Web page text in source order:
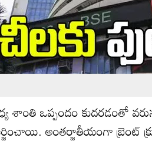
శాంతి ఒప్పందం కుదరడంతో
అంతర్జాతీయంగా బ్రెంట్